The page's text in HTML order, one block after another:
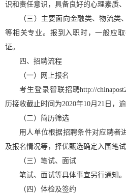
识和责任意识，具备良好的心理素质
（三）主要面向金融类、物流
等相关专业。报到入职时，一般应
证。
四、招聘流程
（一）网上报名
考生登录智联招聘http://
历接收截止时间为2020年10月21日，
（二）简历筛选
用人单位根据招聘条件对应聘者
及报名情况等，择优甄选确定入围笔试
（三）笔试、面试
笔试、面试等具体事宜另行通知。
（四）体检及签约